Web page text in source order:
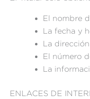
El nombre
La fecha y
La
El número
La
ENLACES DE